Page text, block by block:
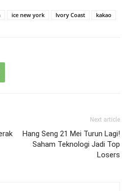
ice new york Ivory Coast kakao
Next article
Hang Seng 21 Mei Turun Lagi!
Saham Teknologi Jadi Top
Losers